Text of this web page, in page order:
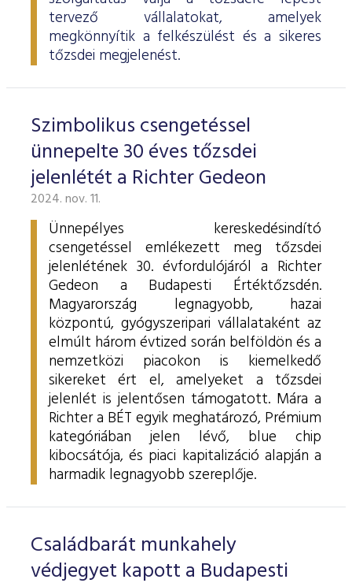
tervező vállalatokat, amelyek
megkönnyítik a felkészülést és a sikeres
tőzsdei megjelenést.
Szimbolikus csengetéssel
ünnepelte 30 éves tőzsdei
jelenlétét a Richter Gedeon
2024. nov. 11.
Ünnepélyes kereskedésindító
csengetéssel emlékezett meg tőzsdei
jelenlétének 30. évfordulójáról a Richter
Gedeon a Budapesti Értéktőzsdén.
Magyarország legnagyobb, hazai
központú, gyógyszeripari vállalataként az
elmúlt három évtized során belföldön és a
nemzetközi piacokon is kiemelkedő
sikereket ért el, amelyeket a tőzsdei
jelenlét is jelentősen támogatott. Mára a
Richter a BÉT egyik meghatározó, Prémium
kategóriában jelen lévő, blue chip
kibocsátója, és piaci kapitalizáció alapján a
harmadik legnagyobb szereplője.
Családbarát munkahely
védjegyet kapott a Budapesti